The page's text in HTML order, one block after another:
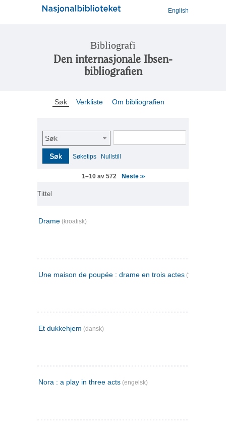
English
Bibliografi
Den internasjonale Ibsen-
bibliografien
Søk Verkliste Om bibliografien
Søk
Søk Søketips Nullstill
1–10 av 572 Neste >>
Tittel
Drame (kroatisk)
Une maison de poupée : drame en trois actes (fransk)
Et dukkehjem (dansk)
Nora : a play in three acts (engelsk)